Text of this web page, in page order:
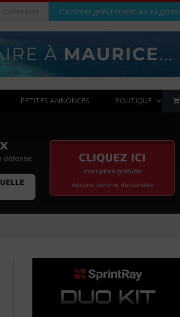
S'abonner gratuitement au magazine
Connexion
PETITES ANNONCES BOUTIQUE